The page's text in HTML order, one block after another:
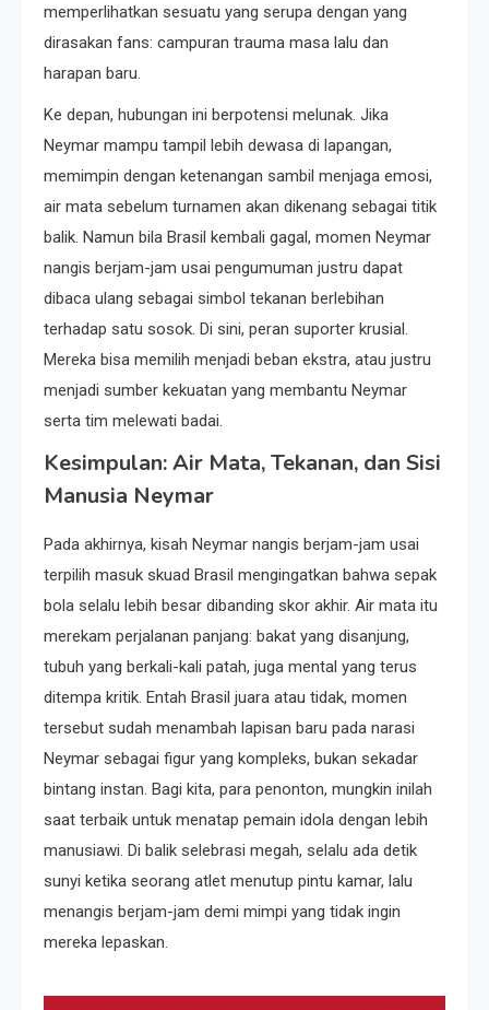
memperlihatkan sesuatu yang serupa dengan yang
dirasakan fans: campuran trauma masa lalu dan
harapan baru.
Ke depan, hubungan ini berpotensi melunak. Jika
Neymar mampu tampil lebih dewasa di lapangan,
memimpin dengan ketenangan sambil menjaga emosi,
air mata sebelum turnamen akan dikenang sebagai titik
balik. Namun bila Brasil kembali gagal, momen Neymar
nangis berjam-jam usai pengumuman justru dapat
dibaca ulang sebagai simbol tekanan berlebihan
terhadap satu sosok. Di sini, peran suporter krusial.
Mereka bisa memilih menjadi beban ekstra, atau justru
menjadi sumber kekuatan yang membantu Neymar
serta tim melewati badai.
Kesimpulan: Air Mata, Tekanan, dan Sisi
Manusia Neymar
Pada akhirnya, kisah Neymar nangis berjam-jam usai
terpilih masuk skuad Brasil mengingatkan bahwa sepak
bola selalu lebih besar dibanding skor akhir. Air mata itu
merekam perjalanan panjang: bakat yang disanjung,
tubuh yang berkali-kali patah, juga mental yang terus
ditempa kritik. Entah Brasil juara atau tidak, momen
tersebut sudah menambah lapisan baru pada narasi
Neymar sebagai figur yang kompleks, bukan sekadar
bintang instan. Bagi kita, para penonton, mungkin inilah
saat terbaik untuk menatap pemain idola dengan lebih
manusiawi. Di balik selebrasi megah, selalu ada detik
sunyi ketika seorang atlet menutup pintu kamar, lalu
menangis berjam-jam demi mimpi yang tidak ingin
mereka lepaskan.